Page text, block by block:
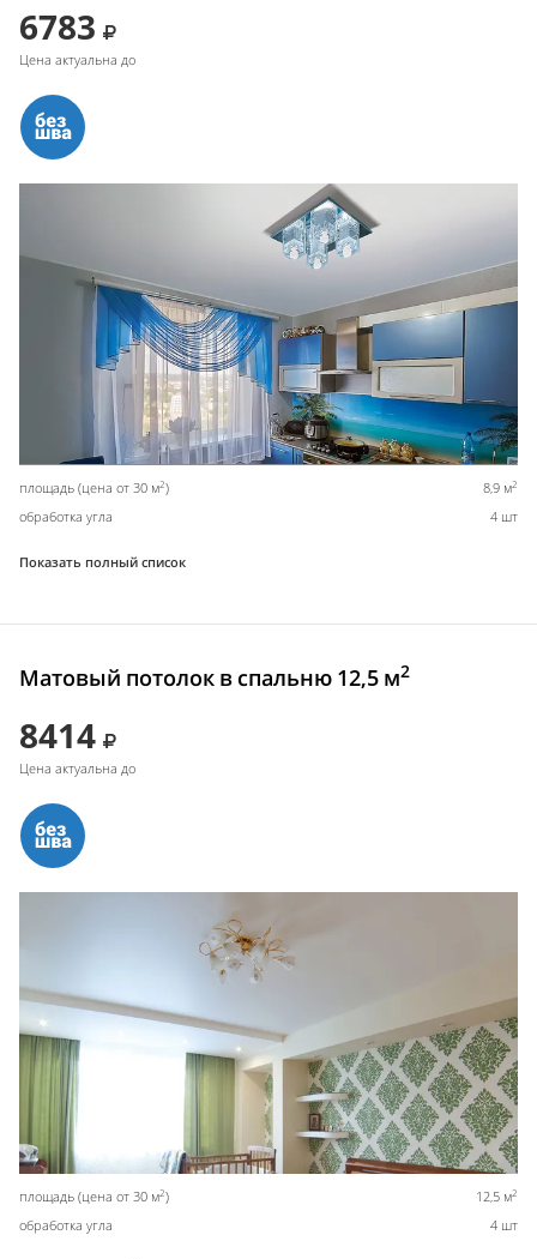
6783
Цена актуальна до
площадь (цена от 30 м2) 8,9 м2
обработка угла 4 шт
Показать полный список
Матовый потолок в спальню 12,5 м2
8414
Цена актуальна до
площадь (цена от 30 м2) 12,5 м2
обработка угла 4 шт